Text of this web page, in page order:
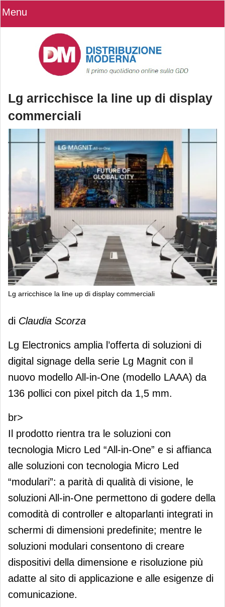
Menu
Lg arricchisce la line up di display
commerciali
Lg arricchisce la line up di display commerciali
Lg arricchisce la line up di display
commerciali
di Claudia Scorza
Lg Electronics amplia l’offerta di soluzioni di
digital signage della serie Lg Magnit con il
nuovo modello All-in-One (modello LAAA) da
136 pollici con pixel pitch da 1,5 mm.
br>
Il prodotto rientra tra le soluzioni con
tecnologia Micro Led “All-in-One” e si affianca
alle soluzioni con tecnologia Micro Led
“modulari”: a parità di qualità di visione, le
soluzioni All-in-One permettono di godere della
comodità di controller e altoparlanti integrati in
schermi di dimensioni predefinite; mentre le
soluzioni modulari consentono di creare
dispositivi della dimensione e risoluzione più
adatte al sito di applicazione e alle esigenze di
comunicazione.